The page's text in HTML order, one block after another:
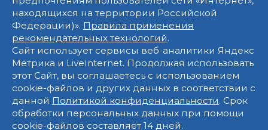
находящихся на территории Российской
Федерации)». Правила применения
рекомендательных технологий.
Сайт использует сервисы веб-аналитики Яндекс
Метрика и LiveInternet. Продолжая использовать
этот Сайт, вы соглашаетесь с использованием
cookie-файлов и других данных в соответствии с
данной Политикой конфиденциальности. Срок
обработки персональных данных при помощи
cookie-файлов составляет 14 дней.